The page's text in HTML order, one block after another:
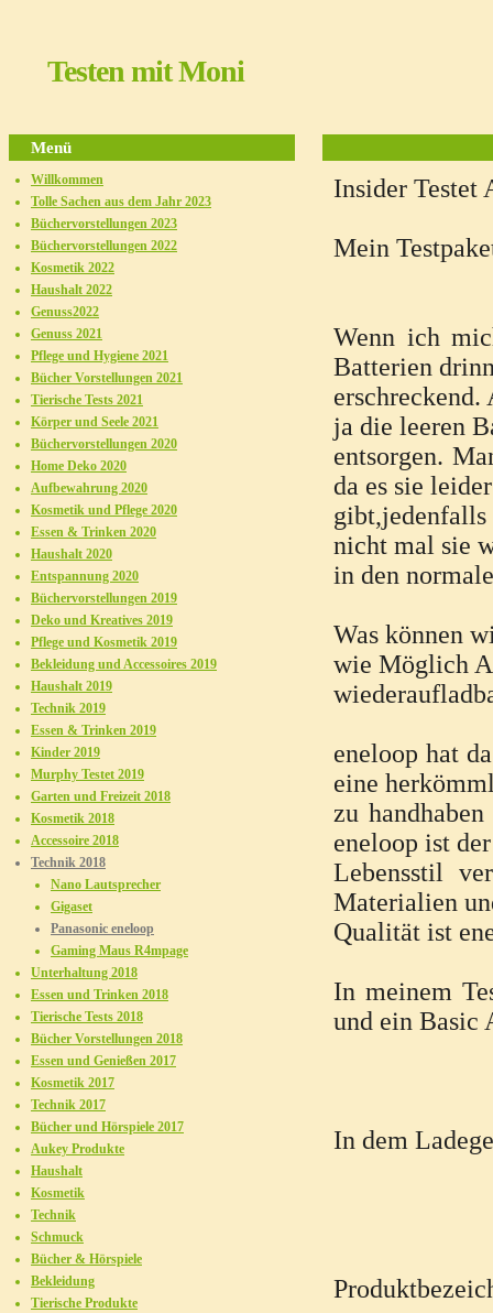
Testen mit Moni
Insider Testet
Mein
Wenn ich
Batterien
erschreckend.
ja die leeren
entsorgen.
da es sie
nicht mal sie
in den
Was können
wie Möglich
eneloop hat
eine
zu
eneloop ist
Lebensstil
Materialien
Qualität ist
In meinem
und ein Basic
In dem
Menü
Willkommen
Tolle Sachen aus dem Jahr 2023
Büchervorstellungen 2023
Büchervorstellungen 2022
Kosmetik 2022
Haushalt 2022
Genuss2022
Genuss 2021
Pflege und Hygiene 2021
Bücher Vorstellungen 2021
Tierische Tests 2021
Körper und Seele 2021
Büchervorstellungen 2020
Home Deko 2020
Aufbewahrung 2020
Kosmetik und Pflege 2020
Essen & Trinken 2020
Haushalt 2020
Entspannung 2020
Büchervorstellungen 2019
Deko und Kreatives 2019
Pflege und Kosmetik 2019
Bekleidung und Accessoires 2019
Haushalt 2019
Technik 2019
Essen & Trinken 2019
Kinder 2019
Murphy Testet 2019
Garten und Freizeit 2018
Kosmetik 2018
Accessoire 2018
Technik 2018
Nano Lautsprecher
Gigaset
Panasonic eneloop
Gaming Maus R4mpage
Unterhaltung 2018
Essen und Trinken 2018
Tierische Tests 2018
Bücher Vorstellungen 2018
Essen und Genießen 2017
Kosmetik 2017
Technik 2017
Bücher und Hörspiele 2017
Aukey Produkte
Haushalt
Kosmetik
Technik
Schmuck
Bücher & Hörspiele
Bekleidung
Tierische Produkte